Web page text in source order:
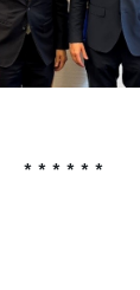
* * * * * *